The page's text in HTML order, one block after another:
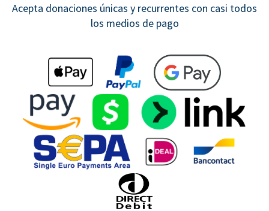
Acepta donaciones únicas y recurrentes con casi todos
los medios de pago